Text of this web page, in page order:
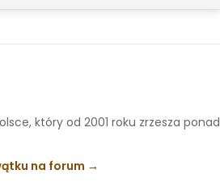
który od 2001 roku zrzesza ponad
na forum